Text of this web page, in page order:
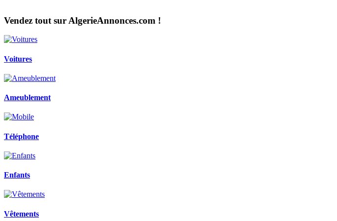
Vendez tout sur AlgerieAnnonces.com !
Voitures
Ameublement
Téléphone
Enfants
Vêtements